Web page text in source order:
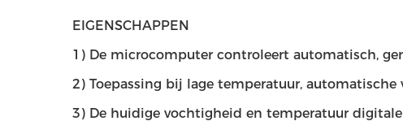
EIGENSCHAPPEN
1) De microcomputer controleert automatisch,
2) Toepassing bij lage temperatuur, automatische
3) De huidige vochtigheid en temperatuur digitale